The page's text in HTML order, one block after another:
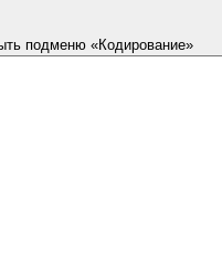
подменю «Кодирование»